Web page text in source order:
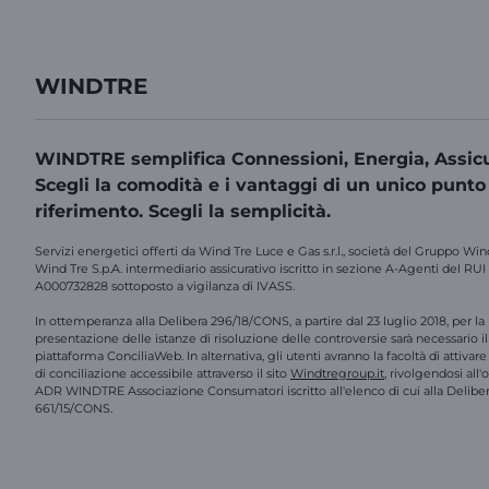
WINDTRE
WINDTRE semplifica Connessioni, Energia,
Scegli la comodità e i vantaggi di un unico punto
riferimento. Scegli la semplicità.
Servizi energetici offerti da Wind Tre Luce e Gas s.r.l., società del Gruppo
Wind Tre S.p.A. intermediario assicurativo iscritto in sezione A-Agenti del RUI
A000732828 sottoposto a vigilanza di IVASS.
In ottemperanza alla Delibera 296/18/CONS, a partire dal 23 luglio 2018, per la
presentazione delle istanze di risoluzione delle controversie sarà necessario
piattaforma ConciliaWeb. In alternativa, gli utenti avranno la facoltà di
di conciliazione accessibile attraverso il sito Windtregroup.it, rivolgendosi
ADR WINDTRE Associazione Consumatori iscritto all'elenco di cui alla
661/15/CONS.